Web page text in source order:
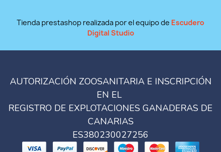
Tienda prestashop realizada por el equipo de Escudero
Digital Studio
AUTORIZACIÓN ZOOSANITARIA E INSCRIPCIÓN
EN EL
REGISTRO DE EXPLOTACIONES GANADERAS DE
CANARIAS
ES380230027256